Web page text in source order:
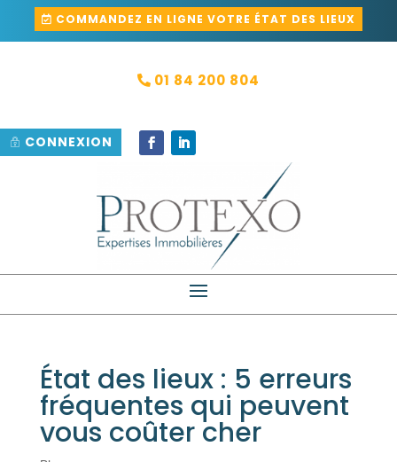
COMMANDEZ EN LIGNE VOTRE ÉTAT DES LIEUX
01 84 200 804
CONNEXION
État des lieux : 5 erreurs
fréquentes qui peuvent
vous coûter cher